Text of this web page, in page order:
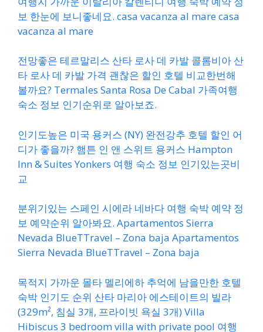
보 한눈에 보니좋네요. casa vacanza al mare casa
vacanza al mare
전망좋은 테르말리스 산타 로사 데 카발 콜롬비아 산
타 로사 데 카발 가격 괜찮은 할인 호텔 비교한번해
볼까요? Termales Santa Rosa De Cabal 가족여행
숙소 정보 인기순위로 알아보죠.
인기도높은 미국 용커스 (NY) 완전강추 호텔 할인 어
디가 좋을까? 햄튼 인 앤 스위트 용커스 Hampton
Inn & Suites Yonkers 여행 숙소 정보 인기있는곳비
교
분위기있는 스페인 시에라 네바다 여행 숙박 예약 정
보 예약순위 알아봐요. Apartamentos Sierra
Nevada BlueTTravel – Zona baja Apartamentos
Sierra Nevada BlueTTravel – Zona baja
목적지 가까운 몰타 멜리에하 추억에 남을만한 호텔
숙박 인기도 순위 산타 마리아 에스테이트의 빌라
(329m², 침실 3개, 프라이빗 욕실 3개) Villa
Hibiscus 3 bedroom villa with private pool 여행